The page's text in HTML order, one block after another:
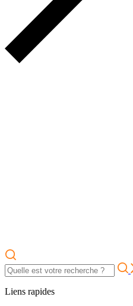
Liens rapides